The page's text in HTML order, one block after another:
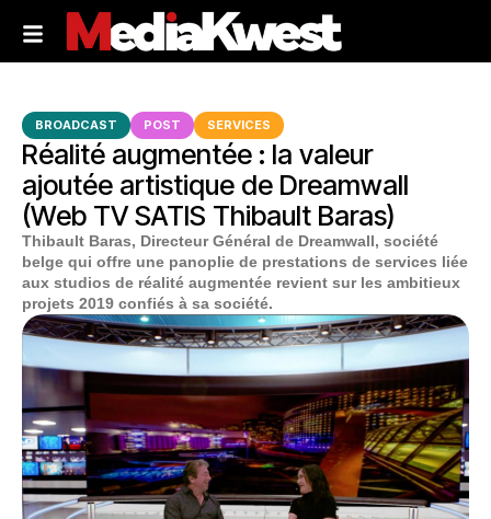
BROADCAST POST SERVICES
Réalité augmentée : la valeur
ajoutée artistique de Dreamwall
(Web TV SATIS Thibault Baras)
Thibault Baras, Directeur Général de Dreamwall, société
belge qui offre une panoplie de prestations de services liée
aux studios de réalité augmentée revient sur les ambitieux
projets 2019 confiés à sa société.